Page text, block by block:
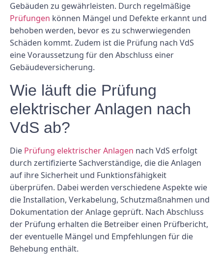
Gebäuden zu gewährleisten. Durch regelmäßige
Prüfungen können Mängel und Defekte erkannt und
behoben werden, bevor es zu schwerwiegenden
Schäden kommt. Zudem ist die Prüfung nach VdS ​​
eine Voraussetzung für den Abschluss einer
Gebäudeversicherung.
Wie läuft die Prüfung
elektrischer Anlagen nach
VdS ​​ab?
Die Prüfung elektrischer Anlagen nach VdS ​​erfolgt
durch zertifizierte Sachverständige, die die Anlagen
auf ihre Sicherheit und Funktionsfähigkeit
überprüfen. Dabei werden verschiedene Aspekte wie
die Installation, Verkabelung, Schutzmaßnahmen und
Dokumentation der Anlage geprüft. Nach Abschluss
der Prüfung erhalten die Betreiber einen Prüfbericht,
der eventuelle Mängel und Empfehlungen für die
Behebung enthält.